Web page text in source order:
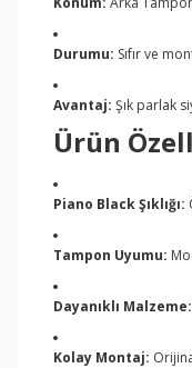
Durumu: Sıfır ve
Avantaj: Şık parlak
Ürün
Piano Black Şıklığı:
Tampon Uyumu:
Dayanıklı Malzeme:
Kolay Montaj: